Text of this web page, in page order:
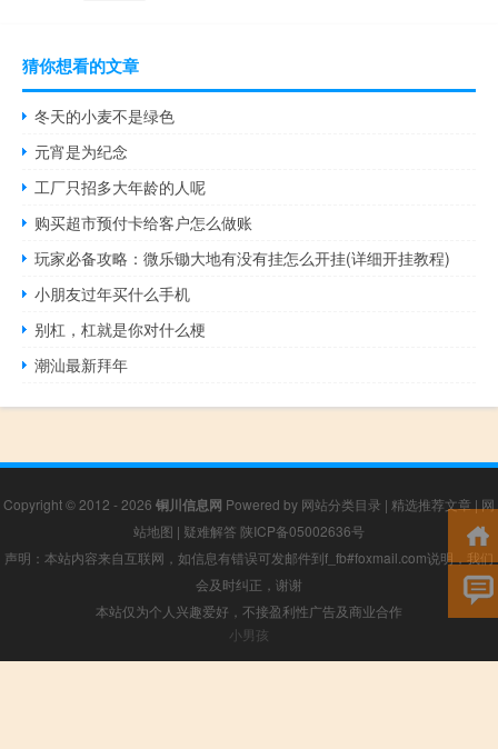
猜你想看的文章
冬天的小麦不是绿色
元宵是为纪念
工厂只招多大年龄的人呢
购买超市预付卡给客户怎么做账
玩家必备攻略：微乐锄大地有没有挂怎么开挂(详细开挂教程)
小朋友过年买什么手机
别杠，杠就是你对什么梗
潮汕最新拜年
Copyright © 2012 - 2026 铜川信息网 Powered by 网站分类目录 | 精选推荐文章 | 网
站地图 | 疑难解答 陕ICP备05002636号
声明：本站内容来自互联网，如信息有错误可发邮件到f_fb#foxmail.com说明，我们
会及时纠正，谢谢
本站仅为个人兴趣爱好，不接盈利性广告及商业合作
小男孩